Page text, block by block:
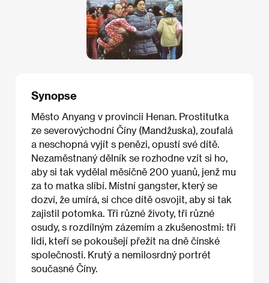
Synopse
Město Anyang v provincii Henan. Prostitutka
ze severovýchodní Číny (Mandžuska), zoufalá
a neschopná vyjít s penězi, opustí své dítě.
Nezaměstnaný dělník se rozhodne vzít si ho,
aby si tak vydělal měsíčně 200 yuanů, jenž mu
za to matka slíbí. Místní gangster, který se
dozví, že umírá, si chce dítě osvojit, aby si tak
zajistil potomka. Tři různé životy, tři různé
osudy, s rozdílným zázemím a zkušenostmi: tři
lidi, kteří se pokoušejí přežít na dně čínské
společnosti. Krutý a nemilosrdný portrét
současné Číny.